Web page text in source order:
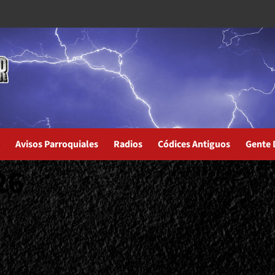
Avisos Parroquiales Radios Códices Antiguos Gente